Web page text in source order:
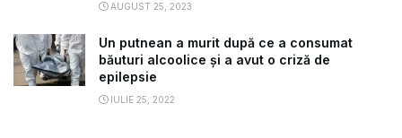
AUGUST 25, 2023
Un putnean a murit după ce a consumat
băuturi alcoolice și a avut o criză de
epilepsie
IULIE 25, 2022